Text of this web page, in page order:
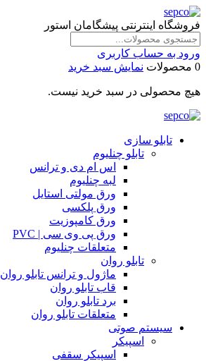
فروشگاه اینترنتی پیشگامان استور
ورود به حساب کاربری
0 محصولات
نمایش سبد خرید
هیچ محصولی در سبد خرید نیست.
تابلو سازی
تابلو چنلیوم
اس ام دی و ترانس
لبه چنلیوم
ورق مولتی استایل
ورق پلکسی
ورق کامپوزیت
ورق پی وی سی | PVC
متعلقات چنلیوم
تابلو روان
ماژول و ترانس تابلو روان
قاب تابلو روان
برد تابلو روان
متعلقات تابلو روان
سیستم صوتی
اسپیکر
اسپیکر سقفی